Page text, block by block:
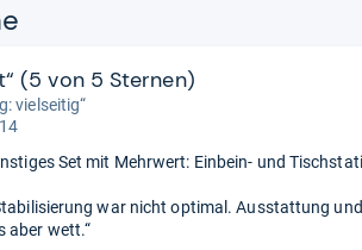
(5 von 5 Sternen)
vielseitig“
Set mit Mehrwert: Einbein- und
war nicht optimal. Ausstattung
aber wett.“